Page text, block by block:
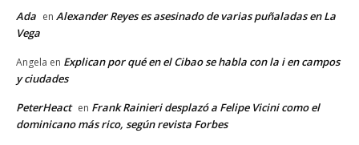
Ada en Alexander Reyes es asesinado de varias puñaladas en La
Vega
Angela en Explican por qué en el Cibao se habla con la i en campos
y ciudades
PeterHeact en Frank Rainieri desplazó a Felipe Vicini como el
dominicano más rico, según revista Forbes